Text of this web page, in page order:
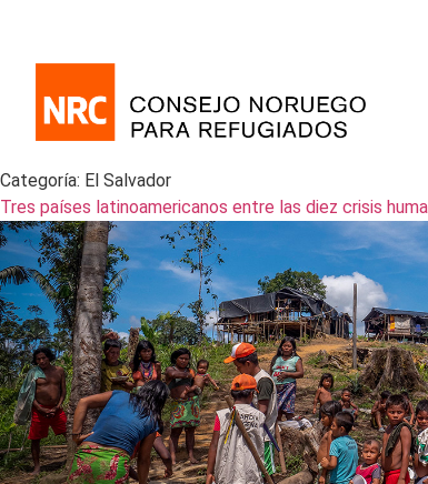
Categoría: El Salvador
Tres países latinoamericanos entre las diez crisis